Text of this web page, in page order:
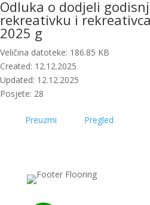
Odluka o dodjeli
rekreativku i
2025 g
Veličina datoteke: 186.85 KB
Created: 12.12.2025
Updated: 12.12.2025
Posjete: 28
Preuzmi Pregled